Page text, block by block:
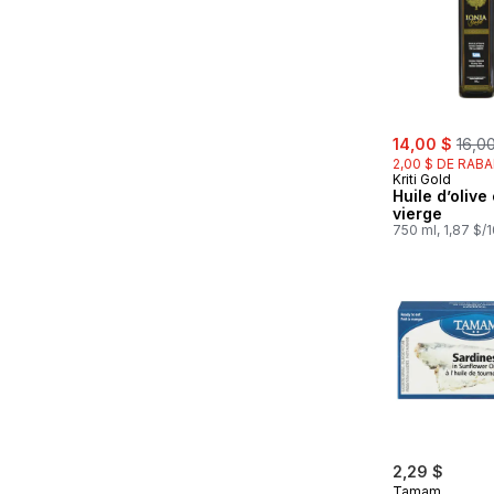
sale:
14,00 $ ,
2,00 $ DE
Kriti Gold
Huile
vierge
750 ml, 1,87 $/
2,29 $